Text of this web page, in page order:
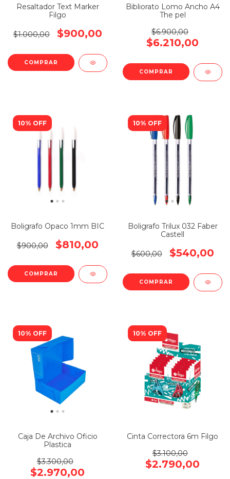
Resaltador Text Marker
Filgo
$1.000,00 $900,00
COMPRAR
Bibliorato Lomo Ancho A4
The pel
$6.900,00
$6.210,00
COMPRAR
10% OFF
Boligrafo Opaco 1mm BIC
$900,00 $810,00
COMPRAR
10% OFF
Boligrafo Trilux 032 Faber
Castell
$600,00 $540,00
COMPRAR
10% OFF
Caja De Archivo Oficio
Plastica
$3.300,00
$2.970,00
10% OFF
Cinta Correctora 6m Filgo
$3.100,00
$2.790,00